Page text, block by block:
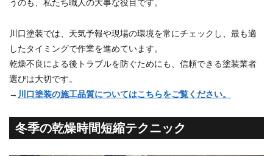
うのも、私たち職人の大事な役目です。
川口塗装では、天気予報や現場の環境を常にチェックし、最も適
したタイミングで作業を進めています。
乾燥不良による後トラブルを防ぐためにも、信頼できる塗装業者
選びは大切です。
→ 川口塗装の施工品質についてはこちらをご覧ください。
冬季の乾燥時間短縮テクニック